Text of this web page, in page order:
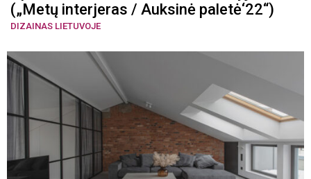
(„Metų interjeras / Auksinė paletė‘22“)
DIZAINAS LIETUVOJE